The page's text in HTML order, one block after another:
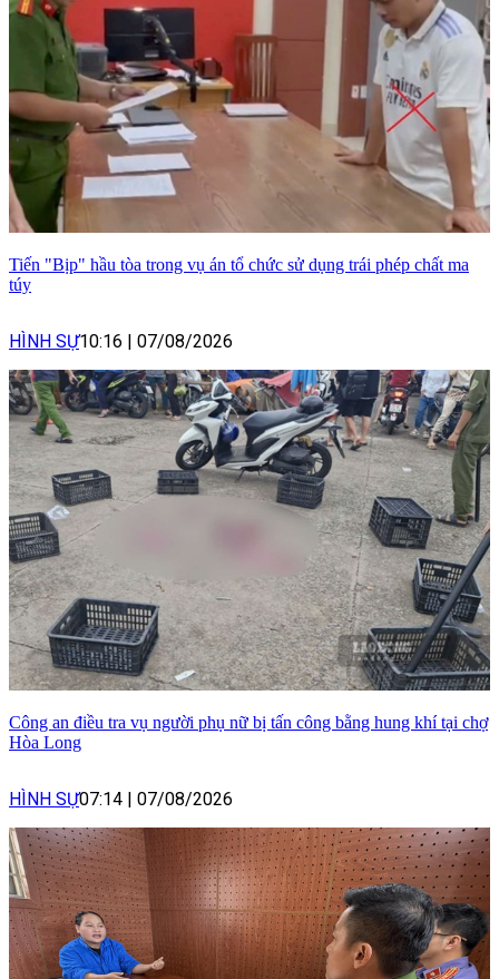
Tiến "Bịp" hầu tòa trong vụ án tổ chức sử dụng trái phép chất ma
túy
HÌNH SỰ10:16 | 07/08/2026
Công an điều tra vụ người phụ nữ bị tấn công bằng hung khí tại chợ
Hòa Long
HÌNH SỰ07:14 | 07/08/2026